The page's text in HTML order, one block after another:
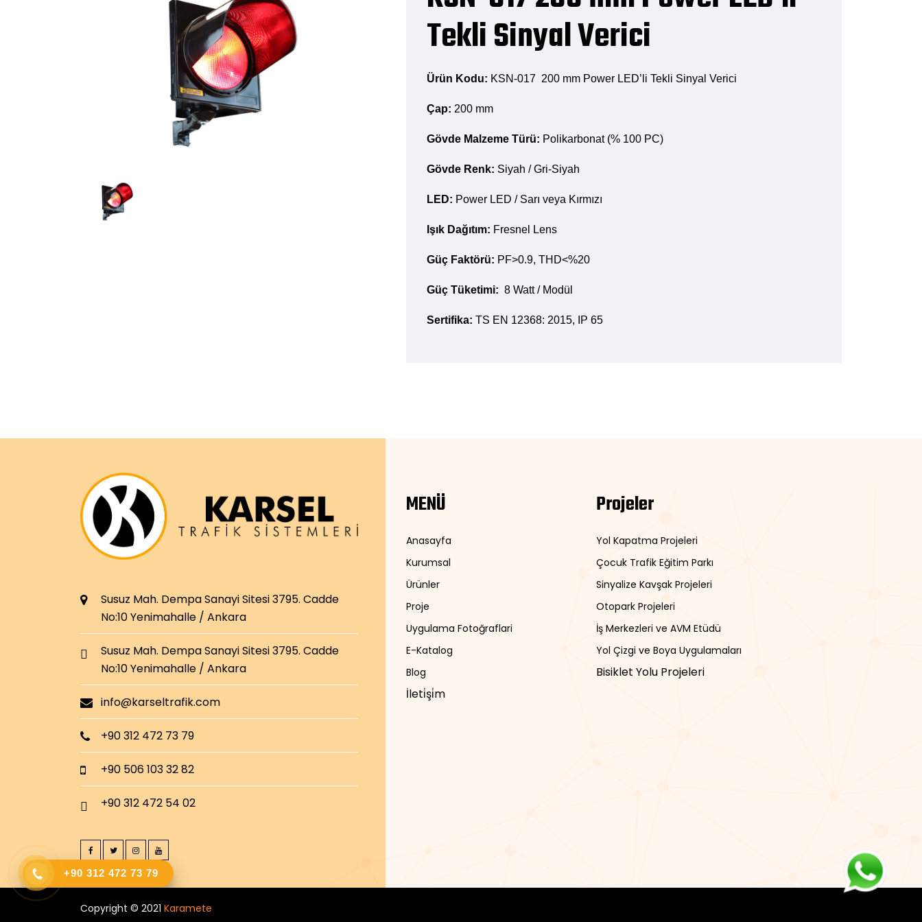
Tekli Sinyal Verici
Ürün Kodu: KSN-017 200 mm Power LED’li Tekli Sinyal Verici
Çap: 200 mm
Gövde Malzeme Türü: Polikarbonat (% 100 PC)
Gövde Renk: Siyah / Gri-Siyah
LED: Power LED / Sarı veya Kırmızı
Işık Dağıtım: Fresnel Lens
Güç Faktörü: PF>0.9, THD<%20
Güç Tüketimi: 8 Watt / Modül
Sertifika: TS EN 12368: 2015, IP 65
Susuz Mah. Dempa Sanayi Sitesi 3795. Cadde
No:10 Yenimahalle / Ankara
Susuz Mah. Dempa Sanayi Sitesi 3795. Cadde
No:10 Yenimahalle / Ankara
info@karseltrafik.com
+90 312 472 73 79
+90 506 103 32 82
+90 312 472 54 02
MENÜ
Anasayfa
Kurumsal
Ürünler
Proje
Uygulama Fotoğraflari
E-Katalog
Blog
İleti̇şi̇m
Projeler
Yol Kapatma Projeleri
Çocuk Trafik Eğitim Parkı
Sinyalize Kavşak Projeleri
Otopark Projeleri
İş Merkezleri ve AVM Etüdü
Yol Çizgi ve Boya Uygulamaları
Bisiklet Yolu Projeleri
Copyright © 2021 Karamete
+90 312 472 73 79